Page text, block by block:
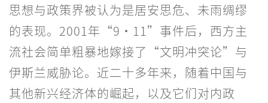
思想与政策界被认为是居安思危、未雨绸缪
的表现。2001年“9·11”事件后，西方主
流社会简单粗暴地嫁接了“文明冲突论”与
伊斯兰威胁论。近二十多年来，随着中国与
其他新兴经济体的崛起，以及它们对内政